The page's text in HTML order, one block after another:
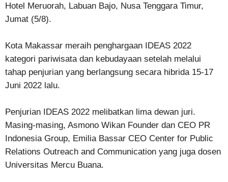
Hotel Meruorah, Labuan Bajo, Nusa Tenggara Timur,
Jumat (5/8).
Kota Makassar meraih penghargaan IDEAS 2022
kategori pariwisata dan kebudayaan setelah melalui
tahap penjurian yang berlangsung secara hibrida 15-17
Juni 2022 lalu.
Penjurian IDEAS 2022 melibatkan lima dewan juri.
Masing-masing, Asmono Wikan Founder dan CEO PR
Indonesia Group, Emilia Bassar CEO Center for Public
Relations Outreach and Communication yang juga dosen
Universitas Mercu Buana.